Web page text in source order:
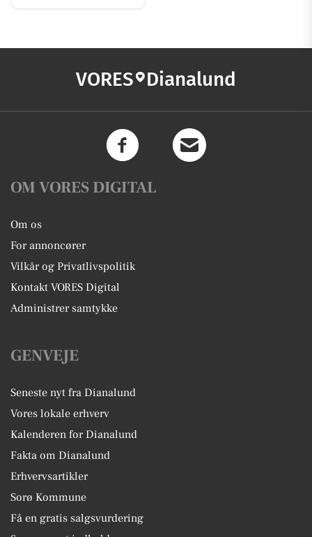
VORES Dianalund
OM VORES DIGITAL
Om os
For annoncører
Vilkår og Privatlivspolitik
Kontakt VORES Digital
Administrer samtykke
GENVEJE
Seneste nyt fra Dianalund
Vores lokale erhverv
Kalenderen for Dianalund
Fakta om Dianalund
Erhvervsartikler
Sorø Kommune
Få en gratis salgsvurdering